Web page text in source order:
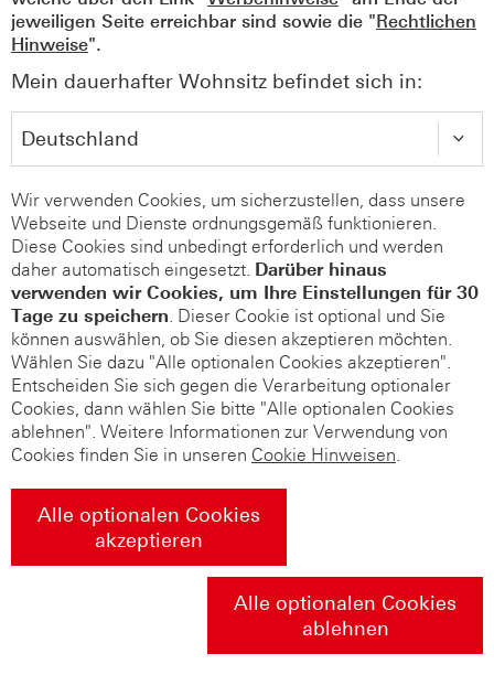
jeweiligen Seite erreichbar sind sowie die "Rechtlichen
Hinweise".
Mein dauerhafter Wohnsitz befindet sich in:
Wir verwenden Cookies, um sicherzustellen, dass unsere
Webseite und Dienste ordnungsgemäß funktionieren.
Diese Cookies sind unbedingt erforderlich und werden
daher automatisch eingesetzt. Darüber hinaus
verwenden wir Cookies, um Ihre Einstellungen für 30
Tage zu speichern. Dieser Cookie ist optional und Sie
können auswählen, ob Sie diesen akzeptieren möchten.
Wählen Sie dazu "Alle optionalen Cookies akzeptieren".
Entscheiden Sie sich gegen die Verarbeitung optionaler
Cookies, dann wählen Sie bitte "Alle optionalen Cookies
ablehnen". Weitere Informationen zur Verwendung von
Cookies finden Sie in unseren Cookie Hinweisen.
Alle optionalen Cookies
akzeptieren
Alle optionalen Cookies
ablehnen